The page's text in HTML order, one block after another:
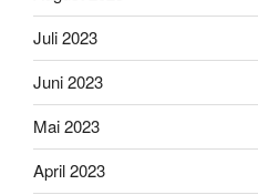
Juli 2023
Juni 2023
Mai 2023
April 2023